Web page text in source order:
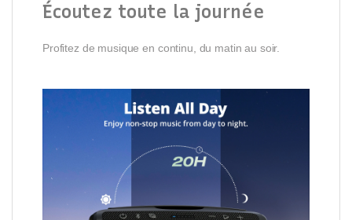
Écoutez toute la journée
Profitez de musique en continu, du matin au soir.